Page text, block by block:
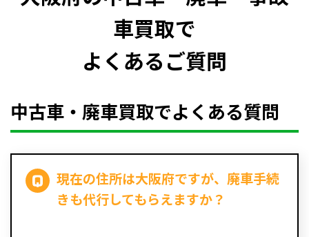
車買取で
よくあるご質問
中古車・廃車買取でよくある質問
現在の住所は大阪府ですが、廃車手続
きも代行してもらえますか？